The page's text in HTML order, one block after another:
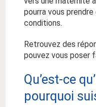
pourra vous
conditions.
Retrouvez des
pouvez vous poser
Qu’est-ce
pourquoi